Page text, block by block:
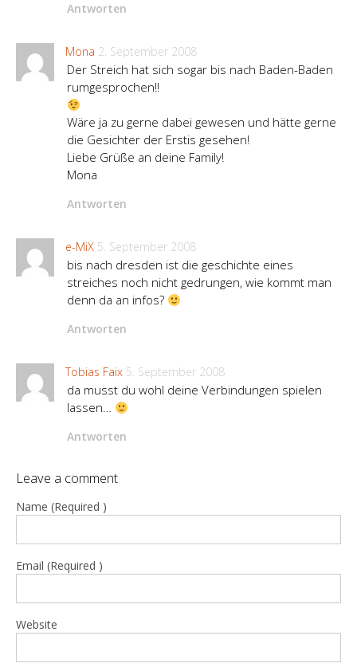
Antworten
Mona 2. September 2008
Der Streich hat sich sogar bis nach Baden-Baden
rumgesprochen!!
Wäre ja zu gerne dabei gewesen und hätte gerne
die Gesichter der Erstis gesehen!
Liebe Grüße an deine Family!
Mona
Antworten
e-MiX 5. September 2008
bis nach dresden ist die geschichte eines
streiches noch nicht gedrungen, wie kommt man
denn da an infos?
Antworten
Tobias Faix 5. September 2008
da musst du wohl deine Verbindungen spielen
lassen…
Antworten
Leave a comment
Name (Required )
Email (Required )
Website